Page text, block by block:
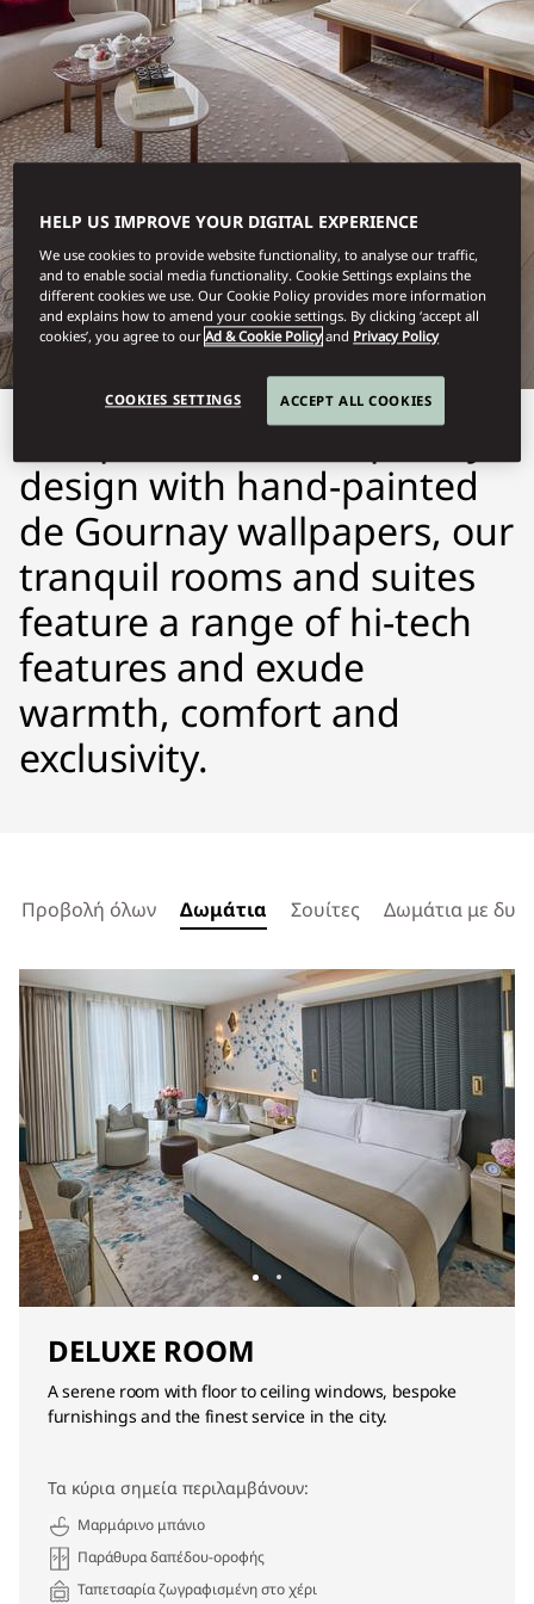
STAY
Exceptional contemporary
design with hand-painted
de Gournay wallpapers, our
tranquil rooms and suites
feature a range of hi-tech
features and exude
warmth, comfort and
exclusivity.
Προβολή όλων Δωμάτια Σουίτες Δωμάτια με
DELUXE ROOM
A serene room with floor to ceiling windows, bespoke
furnishings and the finest service in the city.
Τα κύρια σημεία περιλαμβάνουν:
Μαρμάρινο μπάνιο
Παράθυρα δαπέδου-οροφής
Ταπετσαρία ζωγραφισμένη στο χέρι
HELP US IMPROVE YOUR DIGITAL EXPERIENCE
We use cookies to provide website functionality, to analyse our traffic,
and to enable social media functionality. Cookie Settings explains the
different cookies we use. Our Cookie Policy provides more information
and explains how to amend your cookie settings. By clicking ‘accept all
cookies’, you agree to ourAd & Cookie Policy and Privacy Policy
COOKIES SETTINGS ACCEPT ALL COOKIES